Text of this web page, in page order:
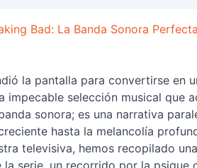
Bad: La Banda Sonora Perfecta
la pantalla para convertirse en
impecable selección musical que
sonora; es una narrativa
hasta la melancolía
televisiva, hemos recopilado
la serie, un recorrido por la psique